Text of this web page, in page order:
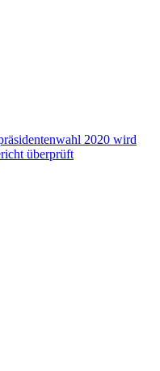
2020 wird
überprüft